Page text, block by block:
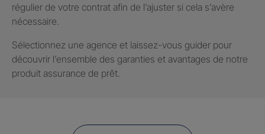
régulier de votre contrat afin de l’ajuster si cela s’avère
nécessaire.
Sélectionnez une agence et laissez-vous guider pour
découvrir l’ensemble des garanties et avantages de notre
produit assurance de prêt.